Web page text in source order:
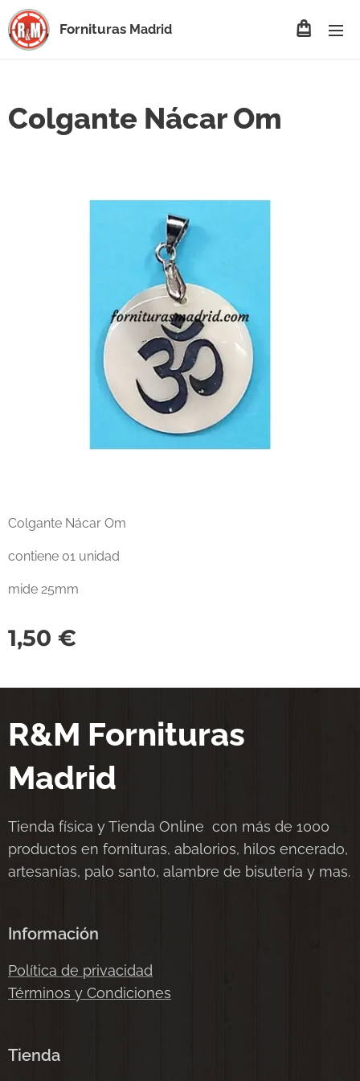
Fornituras Madrid
Colgante Nácar Om
Colgante Nácar Om
contiene 01 unidad
mide 25mm
1,50 €
R&M Fornituras
Madrid
Tienda física y Tienda Online con más de 1000
productos en fornituras, abalorios, hilos encerado,
artesanías, palo santo, alambre de bisutería y mas.
Información
Política de privacidad
Términos y Condiciones
Tienda